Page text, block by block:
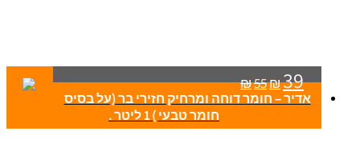
₪55₪39
אדיר – חומר דוחה ומרחיק חזירי בר (על בסיס
חומר טבעי ) 1 ליטר .